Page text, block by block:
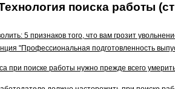
поиска работы
5 признаков того, что вам грозит
"Профессиональная подготовленность
при поиске работы нужно прежде всего